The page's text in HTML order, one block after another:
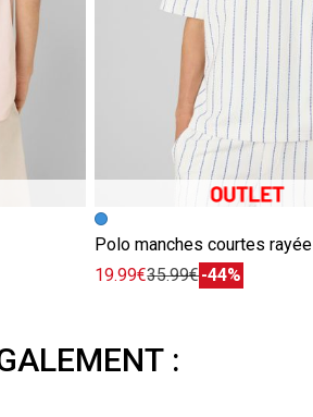
Polo manches courtes rayée
19.99€35.99€-44%
: